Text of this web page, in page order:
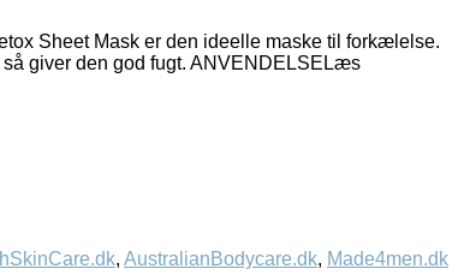
Sheet Mask er den ideelle maske til forkælelse.
giver den god fugt. ANVENDELSELæs
, AustralianBodycare.dk, Made4men.dk